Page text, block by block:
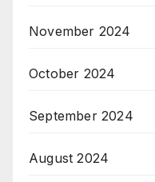
November 2024
October 2024
September 2024
August 2024